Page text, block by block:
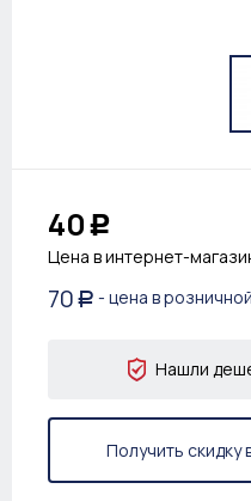
40 Р
Цена в интернет-
70 Р - цена в
Нашли
Получить скидку